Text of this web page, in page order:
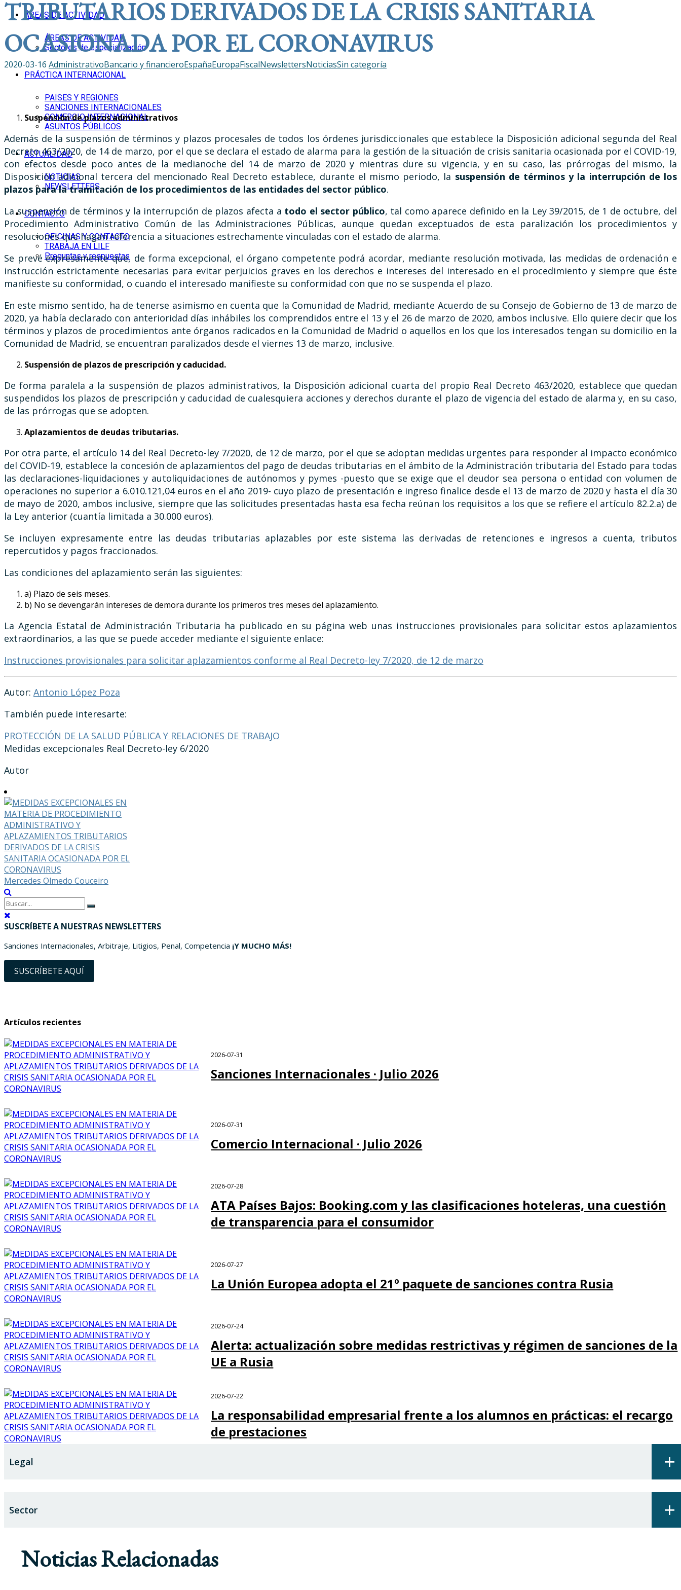
ÁREAS DE ACTIVIDAD
ÁREAS DE ACTIVIDAD
Sectores de especialización
PRÁCTICA INTERNACIONAL
PAISES Y REGIONES
SANCIONES INTERNACIONALES
COMERCIO INTERNACIONAL
ASUNTOS PÚBLICOS
ACTUALIDAD
NOTICIAS
NEWSLETTERS
CONTACTO
OFICINAS Y CONTACTO
TRABAJA EN LILF
Preguntas y respuestas
TRIBUTARIOS DERIVADOS DE LA CRISIS SANITARIA
OCASIONADA POR EL CORONAVIRUS
2020-03-16 AdministrativoBancario y financieroEspañaEuropaFiscalNewslettersNoticiasSin categoría
Suspensión de plazos administrativos
Además de la suspensión de términos y plazos procesales de todos los órdenes jurisdiccionales que establece la Disposición adicional segunda del Real
Decreto 463/2020, de 14 de marzo, por el que se declara el estado de alarma para la gestión de la situación de crisis sanitaria ocasionada por el COVID-19,
con efectos desde poco antes de la medianoche del 14 de marzo de 2020 y mientras dure su vigencia, y en su caso, las prórrogas del mismo, la
Disposición adicional tercera del mencionado Real Decreto establece, durante el mismo periodo, la suspensión de términos y la interrupción de los
plazos para la tramitación de los procedimientos de las entidades del sector público.
La suspensión de términos y la interrupción de plazos afecta a todo el sector público, tal como aparece definido en la Ley 39/2015, de 1 de octubre, del
Procedimiento Administrativo Común de las Administraciones Públicas, aunque quedan exceptuados de esta paralización los procedimientos y
resoluciones que hagan referencia a situaciones estrechamente vinculadas con el estado de alarma.
Se prevé expresamente que, de forma excepcional, el órgano competente podrá acordar, mediante resolución motivada, las medidas de ordenación e
instrucción estrictamente necesarias para evitar perjuicios graves en los derechos e intereses del interesado en el procedimiento y siempre que éste
manifieste su conformidad, o cuando el interesado manifieste su conformidad con que no se suspenda el plazo.
En este mismo sentido, ha de tenerse asimismo en cuenta que la Comunidad de Madrid, mediante Acuerdo de su Consejo de Gobierno de 13 de marzo de
2020, ya había declarado con anterioridad días inhábiles los comprendidos entre el 13 y el 26 de marzo de 2020, ambos inclusive. Ello quiere decir que los
términos y plazos de procedimientos ante órganos radicados en la Comunidad de Madrid o aquellos en los que los interesados tengan su domicilio en la
Comunidad de Madrid, se encuentran paralizados desde el viernes 13 de marzo, inclusive.
Suspensión de plazos de prescripción y caducidad.
De forma paralela a la suspensión de plazos administrativos, la Disposición adicional cuarta del propio Real Decreto 463/2020, establece que quedan
suspendidos los plazos de prescripción y caducidad de cualesquiera acciones y derechos durante el plazo de vigencia del estado de alarma y, en su caso,
de las prórrogas que se adopten.
Aplazamientos de deudas tributarias.
Por otra parte, el artículo 14 del Real Decreto-ley 7/2020, de 12 de marzo, por el que se adoptan medidas urgentes para responder al impacto económico
del COVID-19, establece la concesión de aplazamientos del pago de deudas tributarias en el ámbito de la Administración tributaria del Estado para todas
las declaraciones-liquidaciones y autoliquidaciones de autónomos y pymes -puesto que se exige que el deudor sea persona o entidad con volumen de
operaciones no superior a 6.010.121,04 euros en el año 2019- cuyo plazo de presentación e ingreso finalice desde el 13 de marzo de 2020 y hasta el día 30
de mayo de 2020, ambos inclusive, siempre que las solicitudes presentadas hasta esa fecha reúnan los requisitos a los que se refiere el artículo 82.2.a) de
la Ley anterior (cuantía limitada a 30.000 euros).
Se incluyen expresamente entre las deudas tributarias aplazables por este sistema las derivadas de retenciones e ingresos a cuenta, tributos
repercutidos y pagos fraccionados.
Las condiciones del aplazamiento serán las siguientes:
a) Plazo de seis meses.
b) No se devengarán intereses de demora durante los primeros tres meses del aplazamiento.
La Agencia Estatal de Administración Tributaria ha publicado en su página web unas instrucciones provisionales para solicitar estos aplazamientos
extraordinarios, a las que se puede acceder mediante el siguiente enlace:
Instrucciones provisionales para solicitar aplazamientos conforme al Real Decreto-ley 7/2020, de 12 de marzo
Autor: Antonio López Poza
También puede interesarte:
PROTECCIÓN DE LA SALUD PÚBLICA Y RELACIONES DE TRABAJO
Medidas excepcionales Real Decreto-ley 6/2020
Autor
Mercedes Olmedo Couceiro
SUSCRÍBETE A NUESTRAS NEWSLETTERS
Sanciones Internacionales, Arbitraje, Litigios, Penal, Competencia ¡Y MUCHO MÁS!
SUSCRÍBETE AQUÍ
Artículos recientes
2026-07-31
Sanciones Internacionales · Julio 2026
2026-07-31
Comercio Internacional · Julio 2026
2026-07-28
ATA Países Bajos: Booking.com y las clasificaciones hoteleras, una cuestión
de transparencia para el consumidor
2026-07-27
La Unión Europea adopta el 21º paquete de sanciones contra Rusia
2026-07-24
Alerta: actualización sobre medidas restrictivas y régimen de sanciones de la
UE a Rusia
2026-07-22
La responsabilidad empresarial frente a los alumnos en prácticas: el recargo
de prestaciones
+
Legal
+
Sector
Noticias Relacionadas